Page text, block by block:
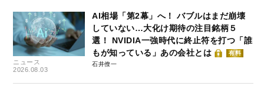
ニュース
2026.08.03
AI相場「第2幕」へ！ バブルはまだ崩壊
していない…大化け期待の注目銘柄５
選！ NVIDIA一強時代に終止符を打つ「誰
もが知っている」あの会社とは
有料
石井僚一